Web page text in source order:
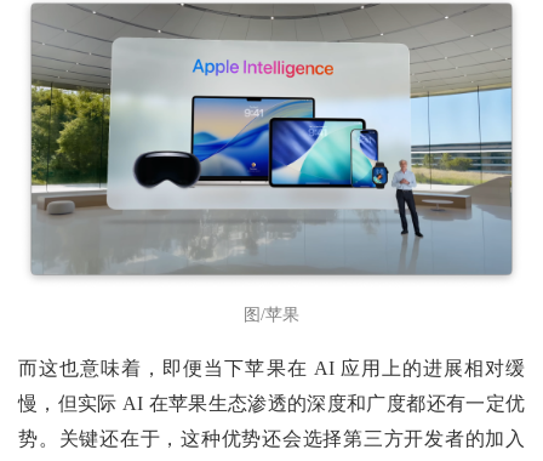
图/苹果
而这也意味着，即便当下苹果在 AI 应用上的进展相对缓
慢，但实际 AI 在苹果生态渗透的深度和广度都还有一定优
势。关键还在于，这种优势还会选择第三方开发者的加入